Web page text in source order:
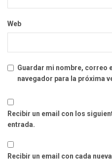
Web
Guardar mi nombre, correo
navegador para la próxima
Recibir un email con los
entrada.
Recibir un email con cada